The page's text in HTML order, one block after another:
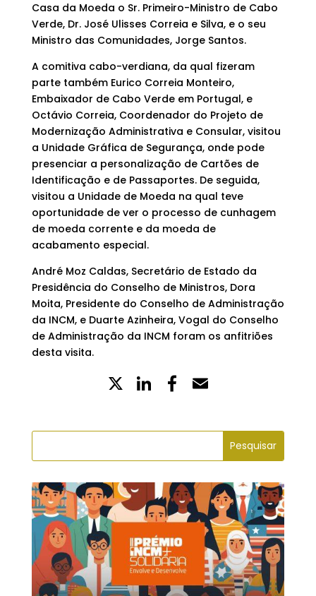
Casa da Moeda o Sr. Primeiro-Ministro de Cabo
Verde, Dr. José Ulisses Correia e Silva, e o seu
Ministro das Comunidades, Jorge Santos.
A comitiva cabo-verdiana, da qual fizeram
parte também Eurico Correia Monteiro,
Embaixador de Cabo Verde em Portugal, e
Octávio Correia, Coordenador do Projeto de
Modernização Administrativa e Consular, visitou
a Unidade Gráfica de Segurança, onde pode
presenciar a personalização de Cartões de
Identificação e de Passaportes. De seguida,
visitou a Unidade de Moeda na qual teve
oportunidade de ver o processo de cunhagem
de moeda corrente e da moeda de
acabamento especial.
André Moz Caldas, Secretário de Estado da
Presidência do Conselho de Ministros, Dora
Moita, Presidente do Conselho de Administração
da INCM, e Duarte Azinheira, Vogal do Conselho
de Administração da INCM foram os anfitriões
desta visita.
X LinkedIn
Partilhe
Facebook